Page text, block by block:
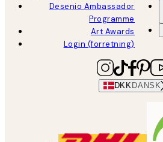
Desenio Ambassador
Programme
Art Awards
Login (forretning)
DKK DANSK